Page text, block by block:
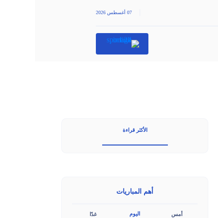
07 أغسطس 2026
الأكثر قراءة
أهم المباريات
أمس اليوم غدًا